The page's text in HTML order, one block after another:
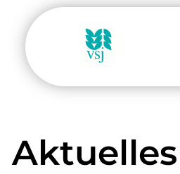
Aktuelles